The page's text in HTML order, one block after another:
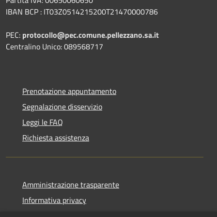
IBAN BCP : IT03Z0514215200T21470000786
PEC: protocollo@pec.comune.pellezzano.sa.it
Centralino Unico: 089568717
Prenotazione appuntamento
Segnalazione disservizio
Leggi le FAQ
Richiesta assistenza
Amministrazione trasparente
Informativa privacy